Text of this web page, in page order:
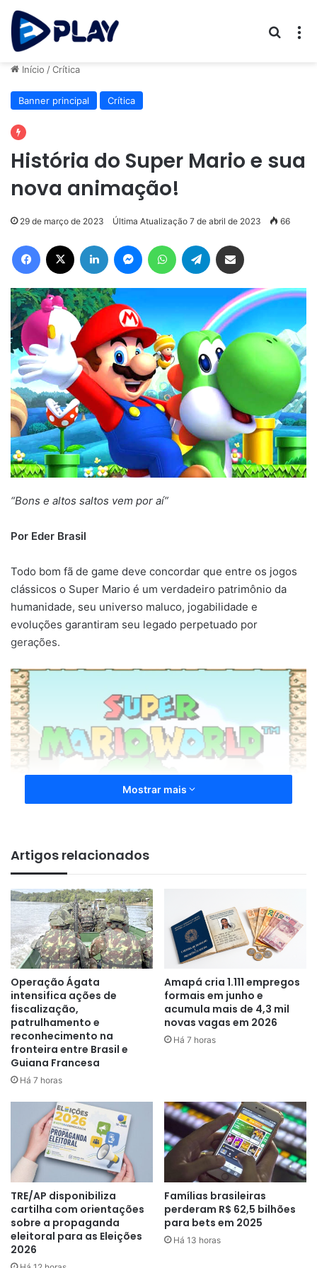
Início /Crítica
Banner principal Crítica
História do Super Mario e sua
nova animação!
29 de março de 2023 Última Atualização 7 de abril de 2023 66
Facebook Linkedin MessengerWhatsAppTelegram
“Bons e altos saltos vem por aí”
Por Eder Brasil
Todo bom fã de game deve concordar que entre os jogos
clássicos o Super Mario é um verdadeiro patrimônio da
humanidade, seu universo maluco, jogabilidade e
evoluções garantiram seu legado perpetuado por
gerações.
encarregado de projetar um novo jogo baseado em suas
próprias ideias, o que resultou em Donkey Kong, em que o
personagem “Jumpman” tinha a missão de salvar a sua
namorada Pauline do gorila Donkey Kong.
Foi nos Estados Unidos que colaborados perceberam que
a aparência do personagem lembrava um funcionário da
Nintendo, chamado Mario Segali, logo surge a iniciativa de
trocar o nome de Jumpman para Mario.
Mostrar mais
Artigos relacionados
Operação Ágata
intensifica ações de
fiscalização,
patrulhamento e
reconhecimento na
fronteira entre Brasil e
Guiana Francesa
Há 7 horas
Amapá cria 1.111 empregos
formais em junho e
acumula mais de 4,3 mil
novas vagas em 2026
Há 7 horas
TRE/AP disponibiliza
cartilha com orientações
sobre a propaganda
eleitoral para as Eleições
2026
Famílias brasileiras
perderam R$ 62,5 bilhões
para bets em 2025
Há 13 horas